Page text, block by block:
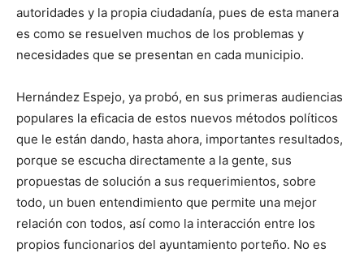
autoridades y la propia ciudadanía, pues de esta manera
es como se resuelven muchos de los problemas y
necesidades que se presentan en cada municipio.
Hernández Espejo, ya probó, en sus primeras audiencias
populares la eficacia de estos nuevos métodos políticos
que le están dando, hasta ahora, importantes resultados,
porque se escucha directamente a la gente, sus
propuestas de solución a sus requerimientos, sobre
todo, un buen entendimiento que permite una mejor
relación con todos, así como la interacción entre los
propios funcionarios del ayuntamiento porteño. No es